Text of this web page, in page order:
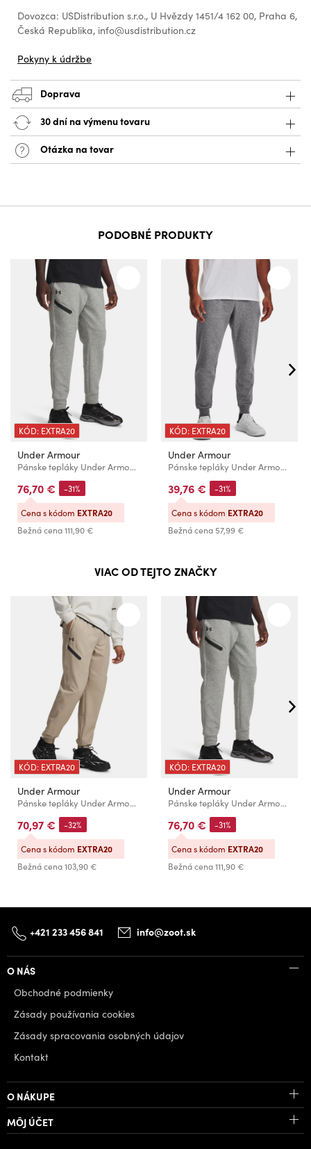
Dovozca: USDistribution s.r.o., U Hvězdy 1451/4 162 00, Praha 6,
Česká Republika, info@usdistribution.cz
Pokyny k údržbe
Doprava
30 dní na výmenu tovaru
Otázka na tovar
PODOBNÉ PRODUKTY
KÓD: EXTRA20
Under Armour
Pánske tepláky Under Armour UA Unstoppable Flc Jgr EU-GRY
76,70 €
Bežná cena111,90 €
-31%
Cena s kódom EXTRA20
KÓD: EXTRA20
Under Armour
Pánske tepláky Under Armour UA Rival Fleece Joggers
39,76 €
Bežná cena57,99 €
-31%
Cena s kódom EXTRA20
VIAC OD TEJTO ZNAČKY
KÓD: EXTRA20
Under Armour
Pánske tepláky Under Armour UA Unstoppable Woven Jogger-BRN
70,97 €
Bežná cena103,90 €
-32%
Cena s kódom EXTRA20
KÓD: EXTRA20
Under Armour
Pánske tepláky Under Armour UA Unstoppable Flc Jgr EU-GRY
76,70 €
Bežná cena111,90 €
-31%
Cena s kódom EXTRA20
+421 233 456 841 info@zoot.sk
O NÁS
Obchodné podmienky
Zásady používania cookies
Zásady spracovania osobných údajov
Kontakt
O NÁKUPE
MÔJ ÚČET